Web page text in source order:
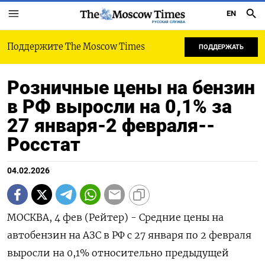
РУССКАЯ СЛУЖБА
EN
Поддержите The Moscow Times ПОДДЕРЖАТЬ
Розничные цены на бензин
в РФ выросли на 0,1% за
27 января-2 февраля--
Росстат
04.02.2026
МОСКВА, 4 фев (Рейтер) - Средние цены на
автобензин на АЗС в РФ с 27 января по 2 февраля
выросли на 0,⁠1% относительно предыдущей